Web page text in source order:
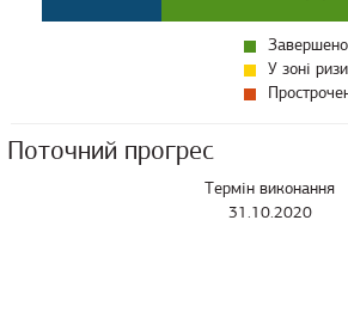
Завершено
У зоні
Поточний прогрес
Термін виконання
31.10.2020